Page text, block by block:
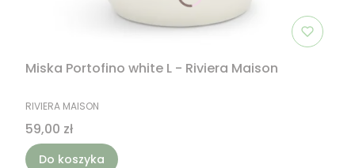
Miska Portofino white L - Riviera Maison
PRODUCENT
RIVIERA MAISON
Cena
59,00 zł
Do koszyka